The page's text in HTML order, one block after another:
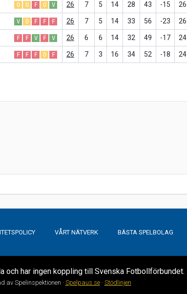
O O F O V 26 7 5 14 28 43 -15 26
V O F F F 26 7 5 14 33 56 -23 26
F F V F V 26 6 6 14 32 49 -17 24
F F F O F 26 7 3 16 34 52 -18 24
VÅRT NÄTVERK BÄSTA SPELBOLAG
har ingen koppling till Svenska Fotbollförbundet.
av Spelinspektionen · Spelpaus.se· Stödlinjen